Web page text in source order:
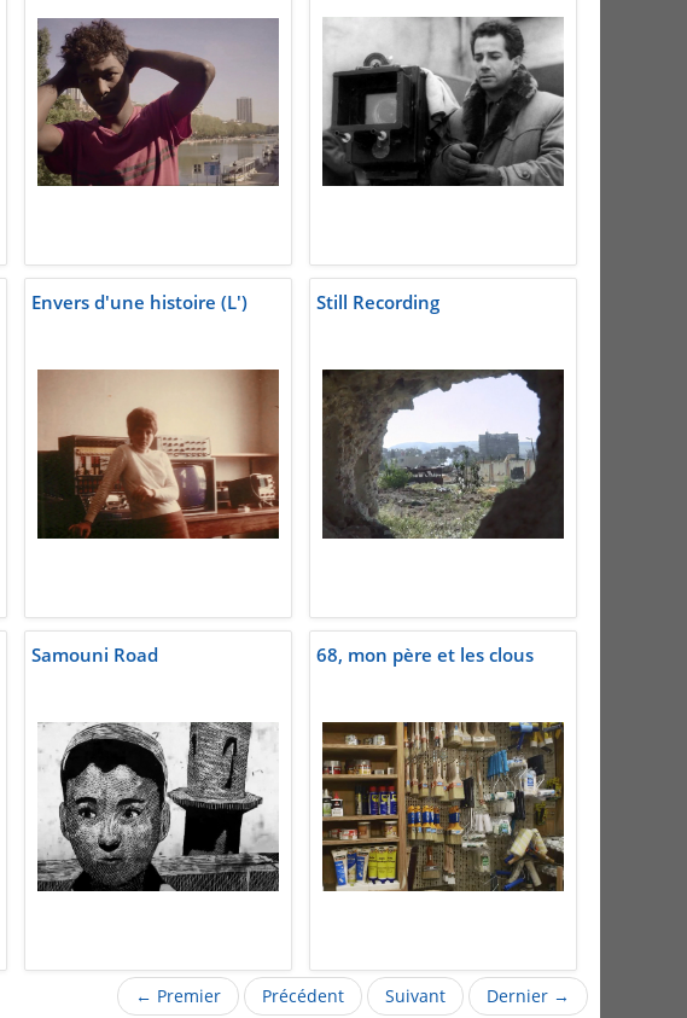
Envers d'une histoire (L') Still Recording
Samouni Road 68, mon père et les clous
← Premier Précédent Suivant Dernier →